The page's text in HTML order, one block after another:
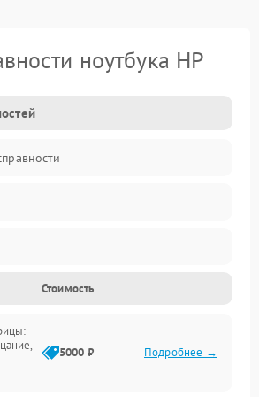
ноутбука HP
сбои
Стоимость
5000 ₽ Подробнее →